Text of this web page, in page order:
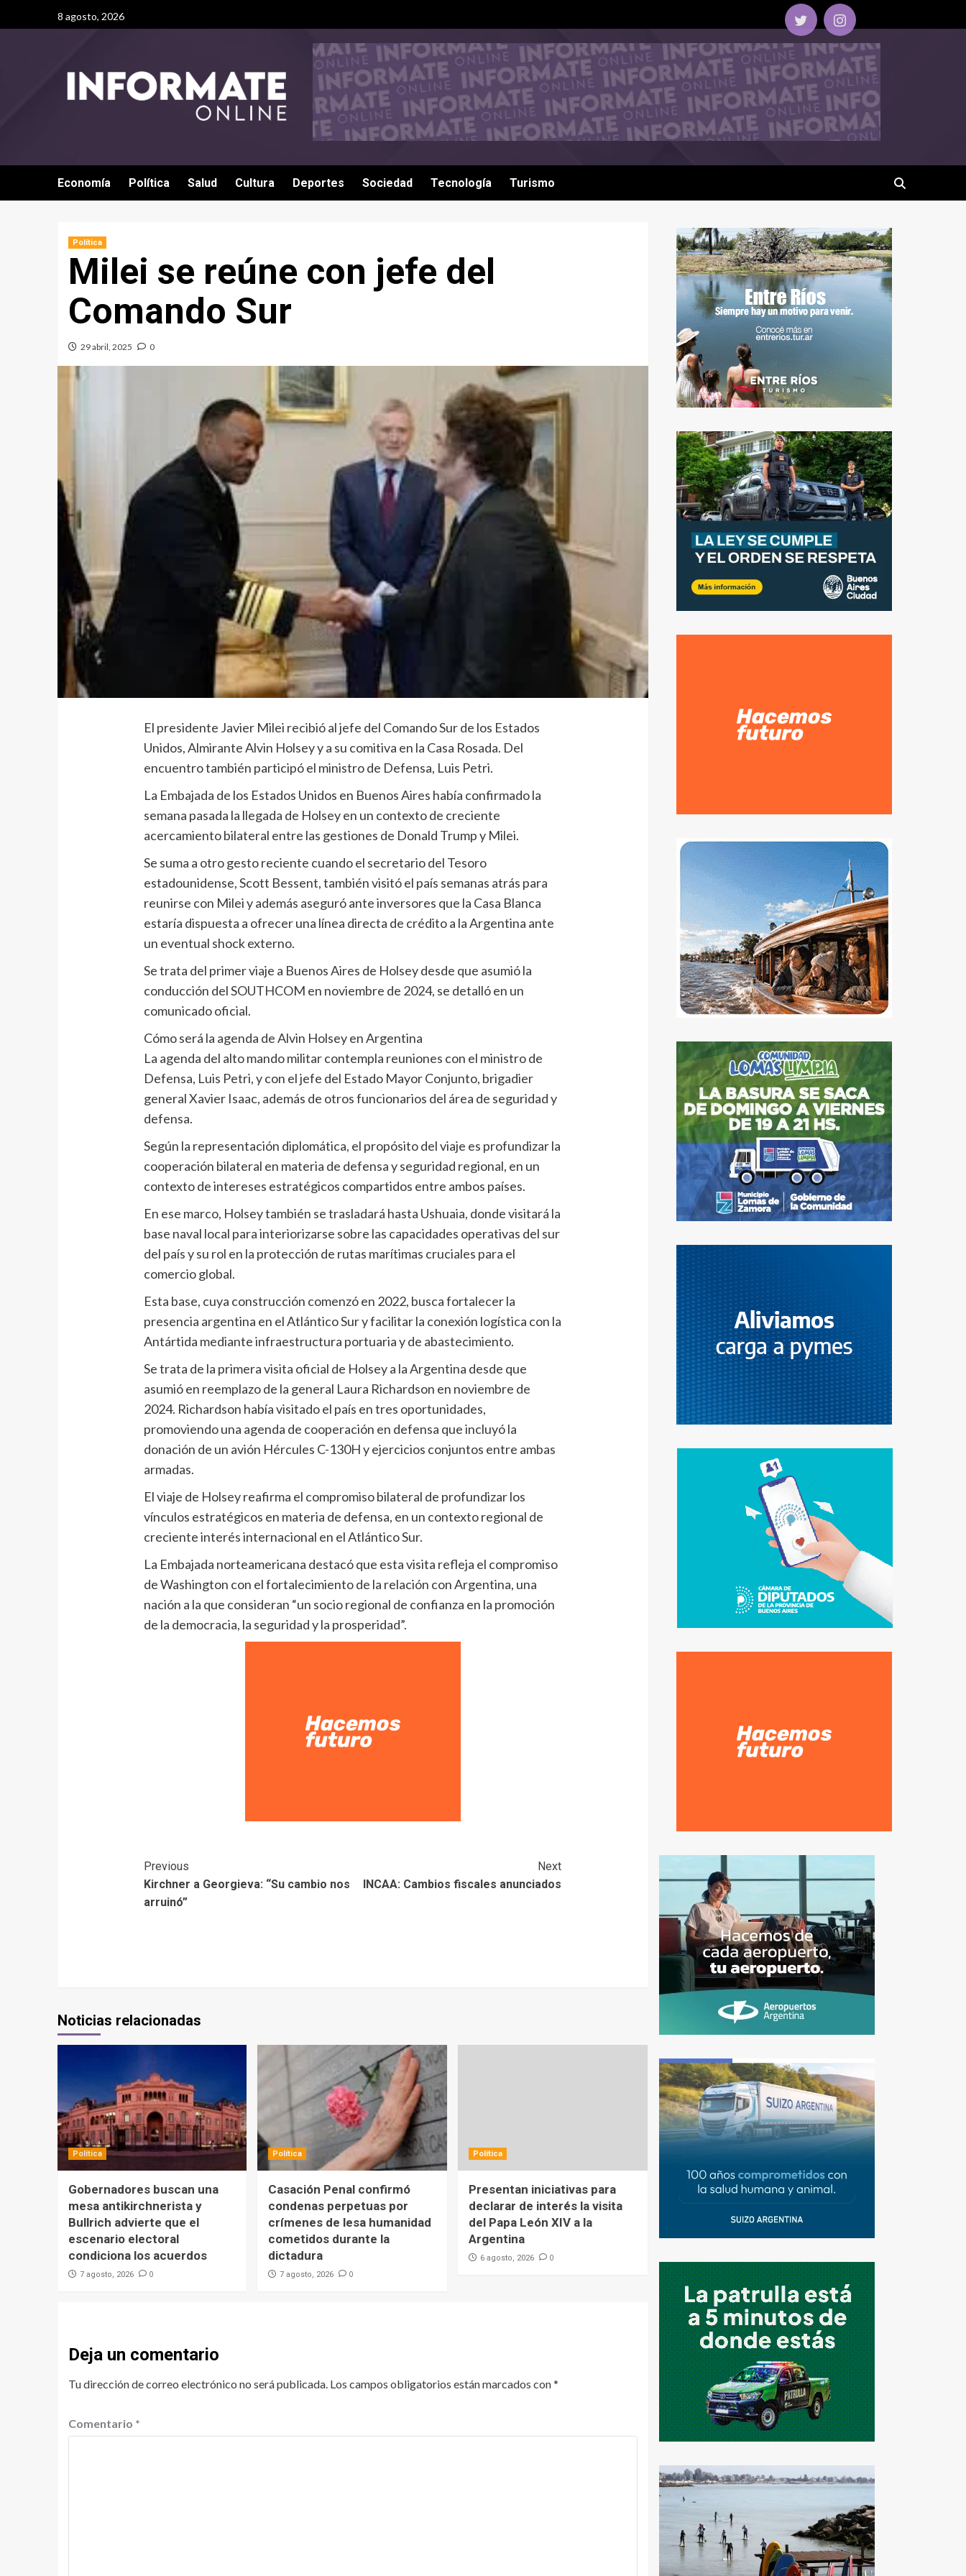
8 agosto, 2026
Economía Política Salud Cultura Deportes Sociedad Tecnología Turismo
Política
Milei se reúne con jefe del
Comando Sur
29 abril, 2025 0
El presidente Javier Milei recibió al jefe del Comando Sur de los Estados
Unidos, Almirante Alvin Holsey y a su comitiva en la Casa Rosada. Del
encuentro también participó el ministro de Defensa, Luis Petri.
La Embajada de los Estados Unidos en Buenos Aires había confirmado la
semana pasada la llegada de Holsey en un contexto de creciente
acercamiento bilateral entre las gestiones de Donald Trump y Milei.
Se suma a otro gesto reciente cuando el secretario del Tesoro
estadounidense, Scott Bessent, también visitó el país semanas atrás para
reunirse con Milei y además aseguró ante inversores que la Casa Blanca
estaría dispuesta a ofrecer una línea directa de crédito a la Argentina ante
un eventual shock externo.
Se trata del primer viaje a Buenos Aires de Holsey desde que asumió la
conducción del SOUTHCOM en noviembre de 2024, se detalló en un
comunicado oficial.
Cómo será la agenda de Alvin Holsey en Argentina
La agenda del alto mando militar contempla reuniones con el ministro de
Defensa, Luis Petri, y con el jefe del Estado Mayor Conjunto, brigadier
general Xavier Isaac, además de otros funcionarios del área de seguridad y
defensa.
Según la representación diplomática, el propósito del viaje es profundizar la
cooperación bilateral en materia de defensa y seguridad regional, en un
contexto de intereses estratégicos compartidos entre ambos países.
En ese marco, Holsey también se trasladará hasta Ushuaia, donde visitará la
base naval local para interiorizarse sobre las capacidades operativas del sur
del país y su rol en la protección de rutas marítimas cruciales para el
comercio global.
Esta base, cuya construcción comenzó en 2022, busca fortalecer la
presencia argentina en el Atlántico Sur y facilitar la conexión logística con la
Antártida mediante infraestructura portuaria y de abastecimiento.
Se trata de la primera visita oficial de Holsey a la Argentina desde que
asumió en reemplazo de la general Laura Richardson en noviembre de
2024. Richardson había visitado el país en tres oportunidades,
promoviendo una agenda de cooperación en defensa que incluyó la
donación de un avión Hércules C-130H y ejercicios conjuntos entre ambas
armadas.
El viaje de Holsey reafirma el compromiso bilateral de profundizar los
vínculos estratégicos en materia de defensa, en un contexto regional de
creciente interés internacional en el Atlántico Sur.
La Embajada norteamericana destacó que esta visita refleja el compromiso
de Washington con el fortalecimiento de la relación con Argentina, una
nación a la que consideran “un socio regional de confianza en la promoción
de la democracia, la seguridad y la prosperidad”.
Previous
Kirchner a Georgieva: “Su cambio nos
arruinó”
Next
INCAA: Cambios fiscales anunciados
Noticias relacionadas
Política
Gobernadores buscan una
mesa antikirchnerista y
Bullrich advierte que el
escenario electoral
condiciona los acuerdos
7 agosto, 2026 0
Política
Casación Penal confirmó
condenas perpetuas por
crímenes de lesa humanidad
cometidos durante la
dictadura
7 agosto, 2026 0
Política
Presentan iniciativas para
declarar de interés la visita
del Papa León XIV a la
Argentina
6 agosto, 2026 0
Deja un comentario
Tu dirección de correo electrónico no será publicada. Los campos obligatorios están marcados con*
Comentario *